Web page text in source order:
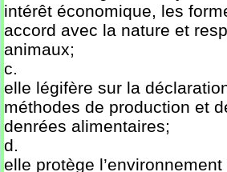
intérêt économique, les
accord avec la nature et
animaux;
c.
elle légifère sur la
méthodes de production et
denrées alimentaires;
d.
elle protège